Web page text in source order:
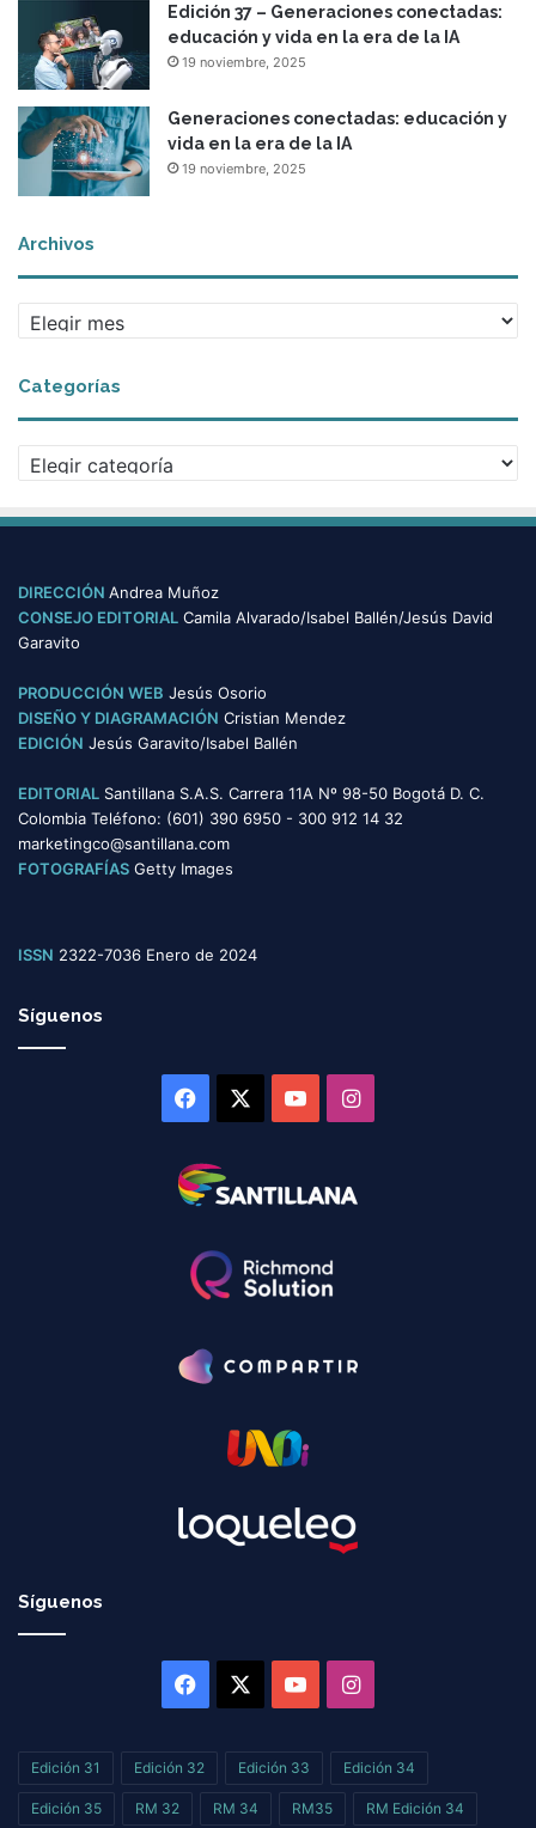
Edición 37 – Generaciones conectadas:
educación y vida en la era de la IA
19 noviembre, 2025
Generaciones conectadas: educación y
vida en la era de la IA
19 noviembre, 2025
Archivos
r
h
i
Categorías
a
e
o
r
s
DIRECCIÓN Andrea Muñoz
CONSEJO EDITORIAL Camila Alvarado/Isabel Ballén/Jesús David
Garavito
PRODUCCIÓN WEB Jesús Osorio
DISEÑO Y DIAGRAMACIÓN Cristian Mendez
EDICIÓN Jesús Garavito/Isabel Ballén
EDITORIAL Santillana S.A.S. Carrera 11A Nº 98-50 Bogotá D. C.
Colombia Teléfono: (601) 390 6950 - 300 912 14 32
marketingco@santillana.com
FOTOGRAFÍAS Getty Images
ISSN 2322-7036 Enero de 2024
Síguenos
Facebook YouTubeInstagram
Síguenos
Facebook YouTubeInstagram
Edición 31 Edición 32 Edición 33 Edición 34
Edición 35 RM 32 RM 34 RM35 RM Edición 34